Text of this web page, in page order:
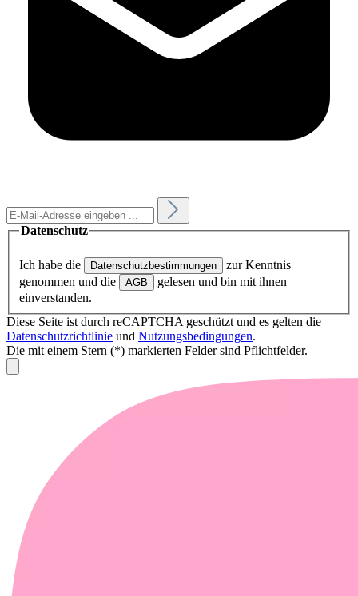
Datenschutz
Ich habe die Datenschutzbestimmungen
zur Kenntnis
genommen und die
AGB
gelesen und bin mit ihnen
einverstanden.
Diese Seite ist durch reCAPTCHA geschützt und es gelten die
Datenschutzrichtlinie und Nutzungsbedingungen.
Die mit einem Stern (*) markierten Felder sind Pflichtfelder.